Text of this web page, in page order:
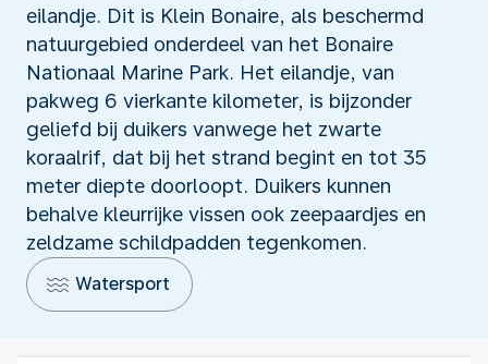
eilandje. Dit is Klein Bonaire, als beschermd
natuurgebied onderdeel van het Bonaire
Nationaal Marine Park. Het eilandje, van
pakweg 6 vierkante kilometer, is bijzonder
geliefd bij duikers vanwege het zwarte
koraalrif, dat bij het strand begint en tot 35
meter diepte doorloopt. Duikers kunnen
behalve kleurrijke vissen ook zeepaardjes en
zeldzame schildpadden tegenkomen.
Watersport